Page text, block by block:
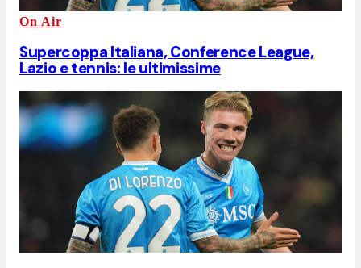
On Air
Supercoppa Italiana, Conference League,
Lazio e tennis: le ultimissime